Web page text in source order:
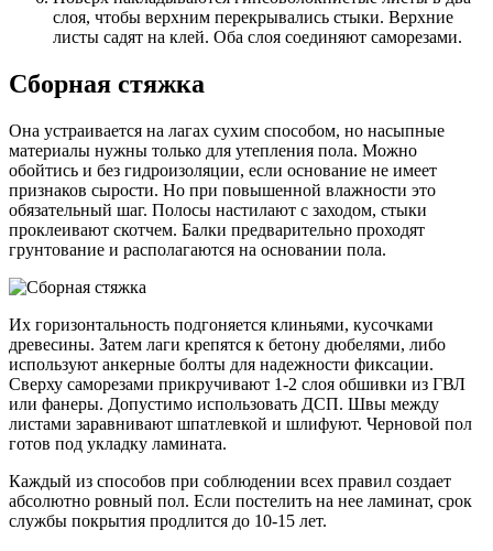
слоя, чтобы верхним перекрывались стыки. Верхние
листы садят на клей. Оба слоя соединяют саморезами.
Сборная стяжка
Она устраивается на лагах сухим способом, но насыпные
материалы нужны только для утепления пола. Можно
обойтись и без гидроизоляции, если основание не имеет
признаков сырости. Но при повышенной влажности это
обязательный шаг. Полосы настилают с заходом, стыки
проклеивают скотчем. Балки предварительно проходят
грунтование и располагаются на основании пола.
Их горизонтальность подгоняется клиньями, кусочками
древесины. Затем лаги крепятся к бетону дюбелями, либо
используют анкерные болты для надежности фиксации.
Сверху саморезами прикручивают 1-2 слоя обшивки из ГВЛ
или фанеры. Допустимо использовать ДСП. Швы между
листами заравнивают шпатлевкой и шлифуют. Черновой пол
готов под укладку ламината.
Каждый из способов при соблюдении всех правил создает
абсолютно ровный пол. Если постелить на нее ламинат, срок
службы покрытия продлится до 10-15 лет.